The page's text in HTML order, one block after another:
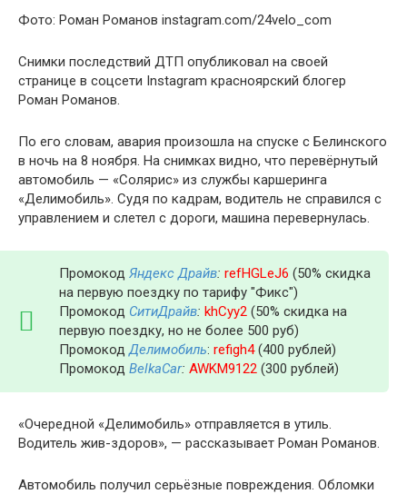
Фото: Роман Романов instagram.com/24velo_com
Снимки последствий ДТП опубликовал на своей
странице в соцсети Instagram красноярский блогер
Роман Романов.
По его словам, авария произошла на спуске с Белинского
в ночь на 8 ноября. На снимках видно, что перевёрнутый
автомобиль — «Солярис» из службы каршеринга
«Делимобиль». Судя по кадрам, водитель не справился с
управлением и слетел с дороги, машина перевернулась.
Промокод Яндекс Драйв: refHGLeJ6 (50% скидка
на первую поездку по тарифу "Фикс")
Промокод СитиДрайв: khCyy2 (50% скидка на
первую поездку, но не более 500 руб)
ПромокодДелимобиль: refigh4(400 рублей)
Промокод BelkaCar: AWKM9122 (300 рублей)
«Очередной «Делимобиль» отправляется в утиль.
Водитель жив-здоров», — рассказывает Роман Романов.
Автомобиль получил серьёзные повреждения. Обломки